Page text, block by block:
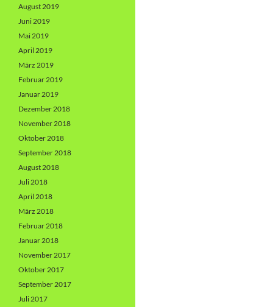
August 2019
Juni 2019
Mai 2019
April 2019
März 2019
Februar 2019
Januar 2019
Dezember 2018
November 2018
Oktober 2018
September 2018
August 2018
Juli 2018
April 2018
März 2018
Februar 2018
Januar 2018
November 2017
Oktober 2017
September 2017
Juli 2017